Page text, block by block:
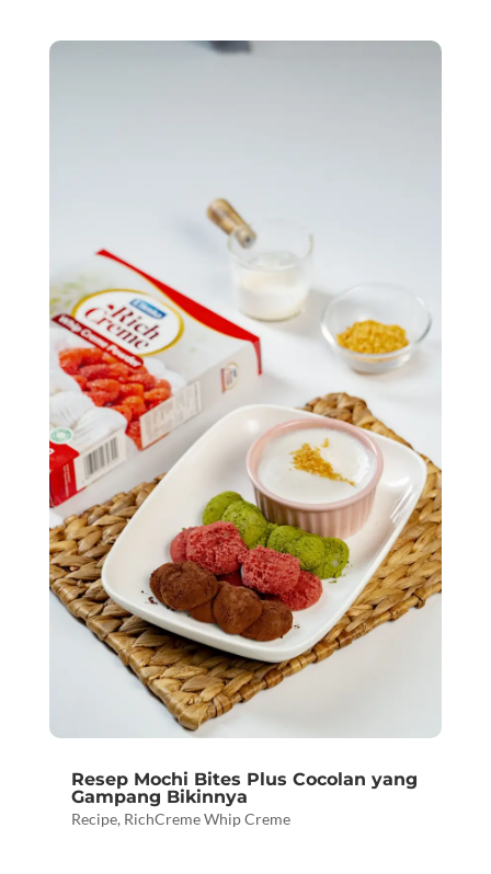
Resep Mochi Bites Plus Cocolan yang
Gampang Bikinnya
Recipe, RichCreme Whip Creme